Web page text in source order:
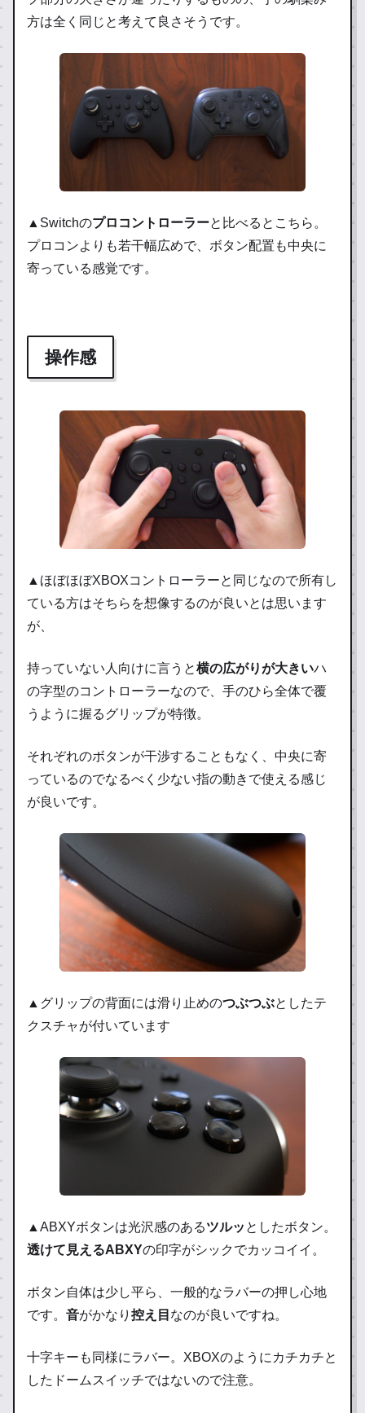
方は全く同じと考えて良さそうです。
▲Switchのプロコントローラーと比べるとこちら。
プロコンよりも若干幅広めで、ボタン配置も中央に
寄っている感覚です。
操作感
▲ほぼほぼXBOXコントローラーと同じなので所有し
ている方はそちらを想像するのが良いとは思います
が、
持っていない人向けに言うと横の広がりが大きいハ
の字型のコントローラーなので、手のひら全体で覆
うように握るグリップが特徴。
それぞれのボタンが干渉することもなく、中央に寄
っているのでなるべく少ない指の動きで使える感じ
が良いです。
▲グリップの背面には滑り止めのつぶつぶとしたテ
クスチャが付いています
▲ABXYボタンは光沢感のあるツルッ としたボタン。
透けて見えるABXYの印字がシックでカッコイイ。
ボタン自体は少し平ら、一般的なラバーの押し心地
です。 音がかなり 控え目 なのが良いですね。
十字キーも同様にラバー。XBOXのようにカチカチと
したドームスイッチではないので注意。